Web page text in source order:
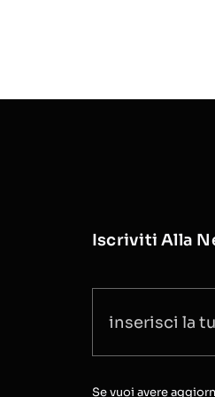
Iscriviti Alla
Se vuoi avere